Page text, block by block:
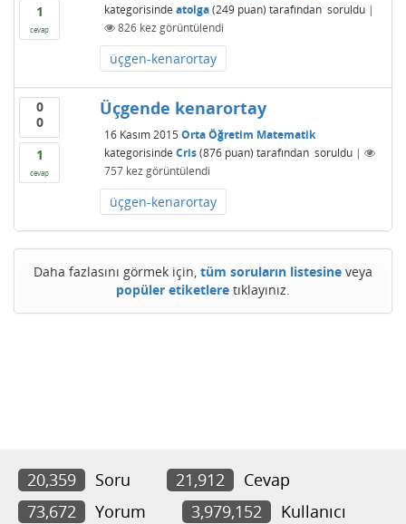
1
cevap
kategorisinde atolga (249puan) tarafından soruldu |
826kez görüntülendi
üçgen-kenarortay
0
0
1
cevap
Üçgende kenarortay
16 Kasım 2015 Orta Öğretim Matematik
kategorisinde Cris (876puan) tarafından soruldu |
757kez görüntülendi
üçgen-kenarortay
Daha fazlasını görmek için, tüm soruların listesine veya
popüler etiketlere tıklayınız.
20,359 Soru 21,912
Cevap
73,672
Yorum 3,979,152 Kullanıcı